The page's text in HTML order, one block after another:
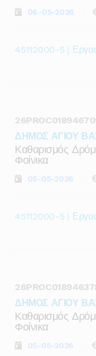
06-05-2026
45112000-5 |
ΔΗΜΟΣ ΑΓΙΟΥ
Καθαρισμός
Φοίνικα
05-05-2026
45112000-5 |
ΔΗΜΟΣ ΑΓΙΟΥ
Καθαρισμός
Φοίνικα
05-05-2026